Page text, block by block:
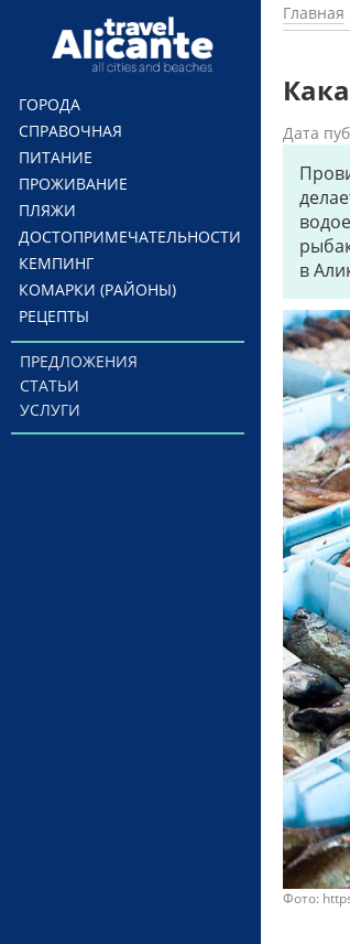
Перейти к основному содержанию
ГОРОДА
СПРАВОЧНАЯ
ПИТАНИЕ
ПРОЖИВАНИЕ
ПЛЯЖИ
ДОСТОПРИМЕЧАТЕЛЬНОСТИ
КЕМПИНГ
КОМАРКИ (РАЙОНЫ)
РЕЦЕПТЫ
ПРЕДЛОЖЕНИЯ
СТАТЬИ
УСЛУГИ
Главная
Дата
в
Фото: